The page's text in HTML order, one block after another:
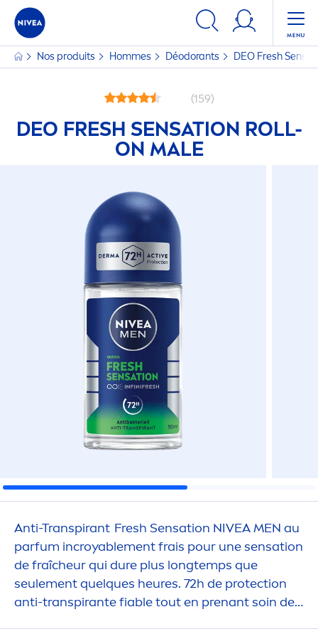
Nos produits Hommes Déodorants DEO Fresh
(159)
DEO FRESH SENSATION ROLL-
ON MALE
Anti-Transpirant Fresh Sensation NIVEAMEN au
parfum incroyablement frais pour unesensation
de fraîcheur qui dure plus longtemps que
seulement quelques heures. 72h de protection
anti-transpirante fiable tout en prenant soin de